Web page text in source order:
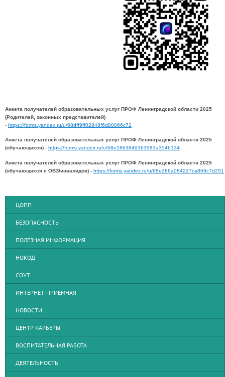
Анкета получателей образовательных услуг ПРОФ Ленинградской области 2025
(Родителей, законных представителей)
- https://forms.yandex.ru/u/68dff9ff02848f6d80066c72
Анкета получателей образовательных услуг ПРОФ Ленинградской области 2025
(обучающихся) - https://forms.yandex.ru/u/68e2863849363983a354b134
Анкета получателей образовательных услуг ПРОФ Ленинградской области 2025
(обучающихся с ОВЗ/инвалидов) - https://forms.yandex.ru/u/68e286a084227ca869c7d251
ЦОПП
БЕЗОПАСНОСТЬ
ПОЛЕЗНАЯ ИНФОРМАЦИЯ
НОКОД
СОУТ
ИНТЕРНЕТ-ПРИЁМНАЯ
НОВОСТИ
ЦЕНТР КАРЬЕРЫ
ВОСПИТАТЕЛЬНАЯ РАБОТА
ДЕЯТЕЛЬНОСТЬ